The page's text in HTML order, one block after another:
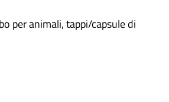
per animali, tappi/capsule di